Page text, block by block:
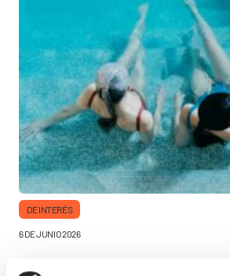
DE INTERÉS
6 DE JUNIO 2026